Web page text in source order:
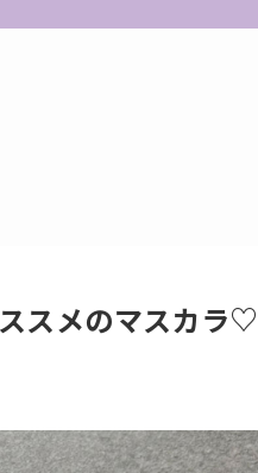
スメのマスカラ♡